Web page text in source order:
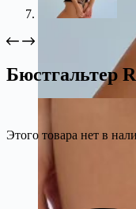
Бюстгальтер
Этого товара нет в